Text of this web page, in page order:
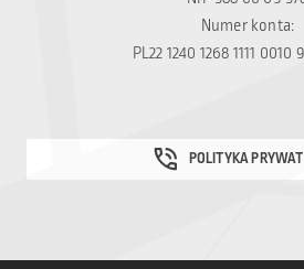
Numer konta:
PL22 1240 1268 1111 0010